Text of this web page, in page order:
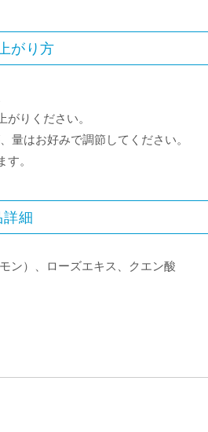
がり方
りください。
はお好みで調節してください。
。
細
ン）、ローズエキス、クエン酸